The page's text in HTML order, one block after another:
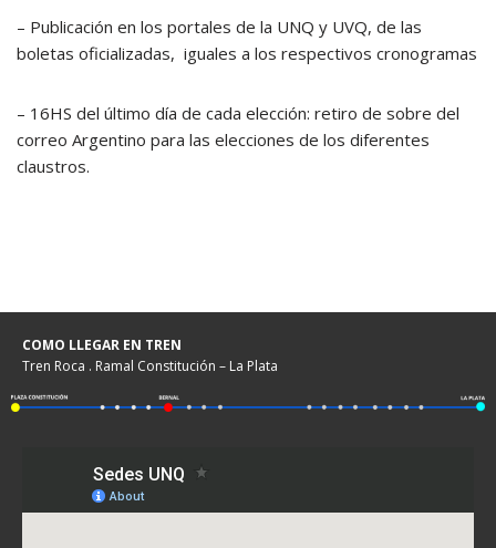
– Publicación en los portales de la UNQ y UVQ, de las
boletas oficializadas, iguales a los respectivos cronogramas
– 16HS del último día de cada elección: retiro de sobre del
correo Argentino para las elecciones de los diferentes
claustros.
COMO LLEGAR EN TREN
Tren Roca . Ramal Constitución – La Plata